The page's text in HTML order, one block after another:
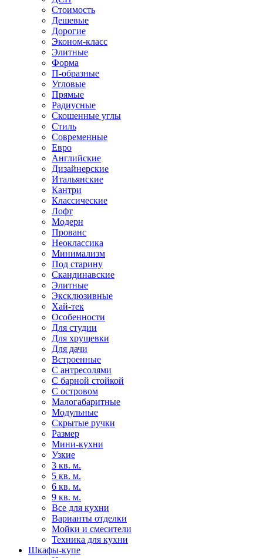
Стоимость
Дешевые
Дорогие
Эконом-класс
Элитные
Форма
П-образные
Угловые
Прямые
Радиусные
Скошенные углы
Стиль
Современные
Евро
Английские
Дизайнерские
Итальянские
Кантри
Классические
Лофт
Модерн
Прованс
Неоклассика
Минимализм
Под старину
Скандинавские
Элитные
Эксклюзивные
Хай-тек
Особенности
Для студии
Для хрущевки
Для дачи
Встроенные
С антресолями
С барной стойкой
С островом
Малогабаритные
Модульные
Скрытые ручки
Размер
Мини-кухни
Узкие
3 кв. м.
5 кв. м.
6 кв. м.
9 кв. м.
Все для кухни
Варианты отделки
Мойки и смесители
Техника для кухни
Шкафы-купе